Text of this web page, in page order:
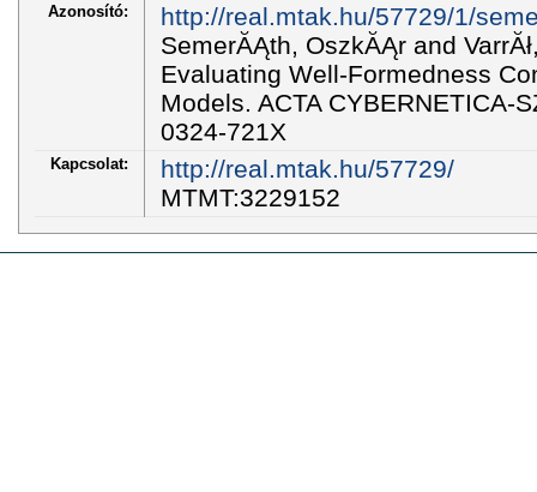
Azonosító:
http://real.mtak.hu/57729/1/
SemerĂĄth, OszkĂĄr and
Evaluating Well-Formedness
Models. ACTA CYBERNETICA-
0324-721X
Kapcsolat:
http://real.mtak.hu/57729/
MTMT:3229152